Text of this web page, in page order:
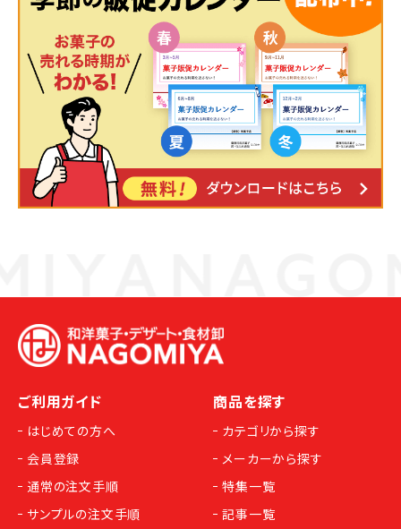
ご利用ガイド
はじめての方へ
会員登録
通常の注文手順
サンプルの注文手順
商品を探す
カテゴリから探す
メーカーから探す
特集一覧
記事一覧